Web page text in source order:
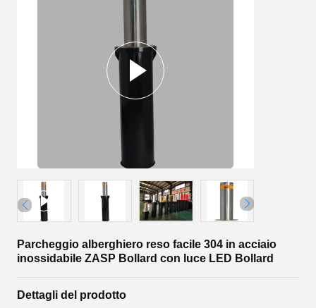
Parcheggio alberghiero reso facile 304 in acciaio
inossidabile ZASP Bollard con luce LED Bollard
Dettagli del prodotto